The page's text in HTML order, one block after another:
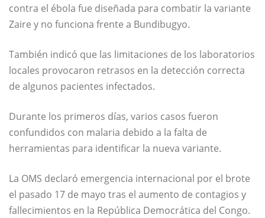
contra el ébola fue diseñada para combatir la variante
Zaire y no funciona frente a Bundibugyo.
También indicó que las limitaciones de los laboratorios
locales provocaron retrasos en la detección correcta
de algunos pacientes infectados.
Durante los primeros días, varios casos fueron
confundidos con malaria debido a la falta de
herramientas para identificar la nueva variante.
La OMS declaró emergencia internacional por el brote
el pasado 17 de mayo tras el aumento de contagios y
fallecimientos en la República Democrática del Congo.